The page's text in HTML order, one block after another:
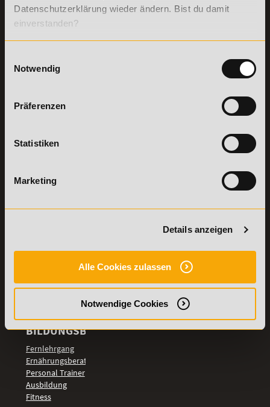
Datenschutzerklärung wieder ändern. Bist du damit
einverstanden?
Notwendig
Präferenzen
Statistiken
Marketing
Details anzeigen
Alle Cookies zulassen
Notwendige Cookies
Academy of Sports GmbH
Willy-Brandt-Platz 2
71522Backnang
Fax:+49 (0) 7191 - 229 87 – 99
Freitag: 8:00 - 17:00 Uhr
Online Campus
Bildungsgutschein
Bring a Friend
Partnerprogramm
Stellenangebote
und B-Lizenz
Ernährungsberater
Personal Trainer
Personal Coach
Mentaltrainer
Motivationstrainer
BILDUNGSBEREICHE
Fernlehrgang
Ernährungsberater
Personal Trainer
Ausbildung
Fitness